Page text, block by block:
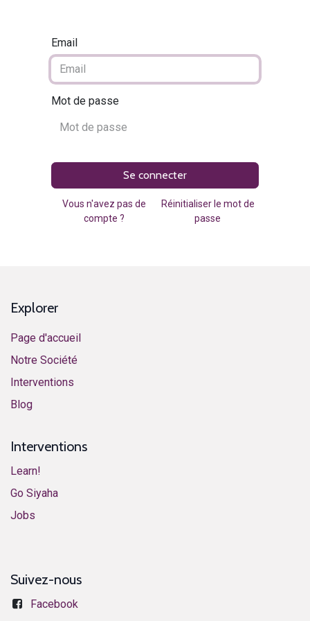
Email
Mot de passe
Se connecter
Vous n'avez pas de
compte ?
Réinitialiser le mot de
passe
Explorer
Page d'accueil
Notre Société
Interventions
​Blog​
Interventions
Learn!
​​​​​​G​o ​S​i​y​aha​
​​​​​​J​o​bs​​
Suivez-nous
Facebook